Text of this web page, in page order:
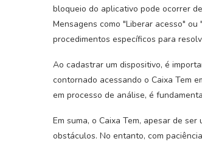
bloqueio do aplicativo pode ocorrer
Mensagens como "Liberar acesso"
procedimentos específicos para
Ao cadastrar um dispositivo, é
contornado acessando o Caixa Tem
em processo de análise, é
Em suma, o Caixa Tem, apesar de
obstáculos. No entanto, com